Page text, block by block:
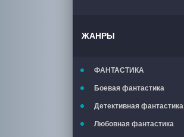
ЖАНРЫ
ФАНТАСТИКА
Боевая фантастика
Детективная фантастика
Любовная фантастика